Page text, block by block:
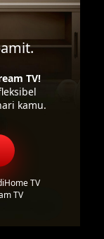
TV!
kamu.
TV
TV